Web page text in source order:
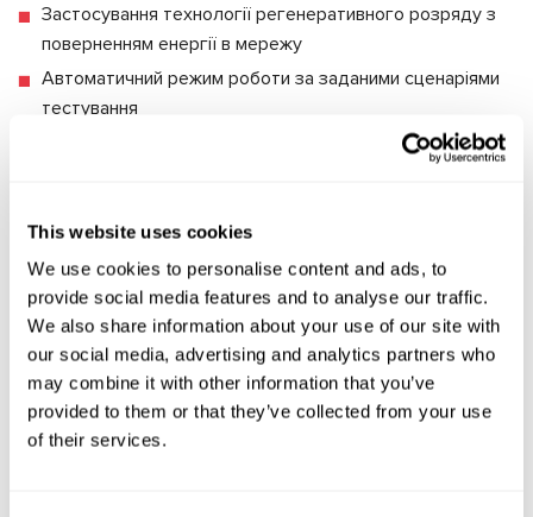
This website uses cookies
We use cookies to personalise content and ads, to
provide social media features and to analyse our traffic.
We also share information about your use of our site with
our social media, advertising and analytics partners who
may combine it with other information that you’ve
provided to them or that they’ve collected from your use
of their services.
Застосування технології регенеративного розряду з
поверненням енергії в мережу
Автоматичний режим роботи за заданими сценаріями
тестування
Вбудовані резистивні навантаження для вимірювання
Мережевий інтерфейс RJ45 (Ethernet): забезпечення
онлайн-функцій для запуску сервісних завдань
Підтримка роботи з BMS (Battery Management System)
по шині RS485
Взаємодія з системами 48-вольтових батарей "м'яких
гібридів" по CAN-шині